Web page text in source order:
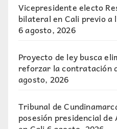
Vicepresidente electo
bilateral en Cali previo a
6 agosto, 2026
Proyecto de ley busca
reforzar la contratación
agosto, 2026
Tribunal de
posesión presidencial